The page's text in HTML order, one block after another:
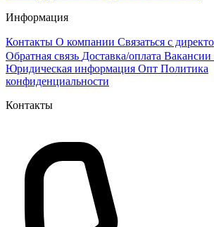
Информация
Контакты О компании Связаться с
Обратная связь Доставка/оплата Вакансии
Юридическая информация Опт Политика
конфиденциальности
Контакты